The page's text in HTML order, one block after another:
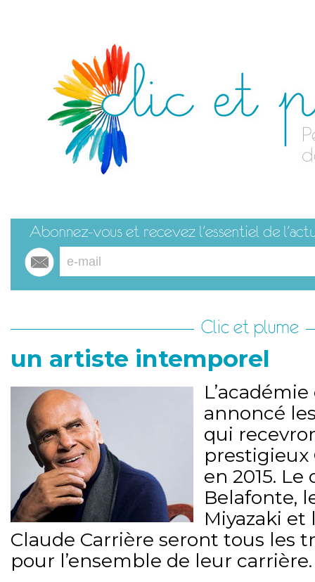
Clic et plume
un artiste intemporel
annoncé
qui
prestigieux
en 2015.
Belafonte,
Miyazaki et
Claude Carrière seront tous les
pour l’ensemble de leur carrière.